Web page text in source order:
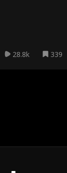
28.8k 339